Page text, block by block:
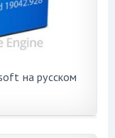
на русском